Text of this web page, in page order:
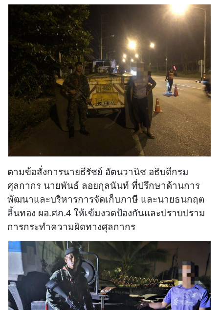
ตามข้อสั่งการนายธีรัชย์ อัตนวานิช อธิบดีกรม
ศุลกากร นายพันธ์ ลอยกุลนันท์ ที่ปรึกษาด้านการ
พัฒนาและบริหารการจัดเก็บภาษี และนายธนกฤต
ลิ้นทอง ผอ.ศภ.4 ให้เข้มงวดป้องกันและปราบปราม
การกระทำความผิดทางศุลกากร